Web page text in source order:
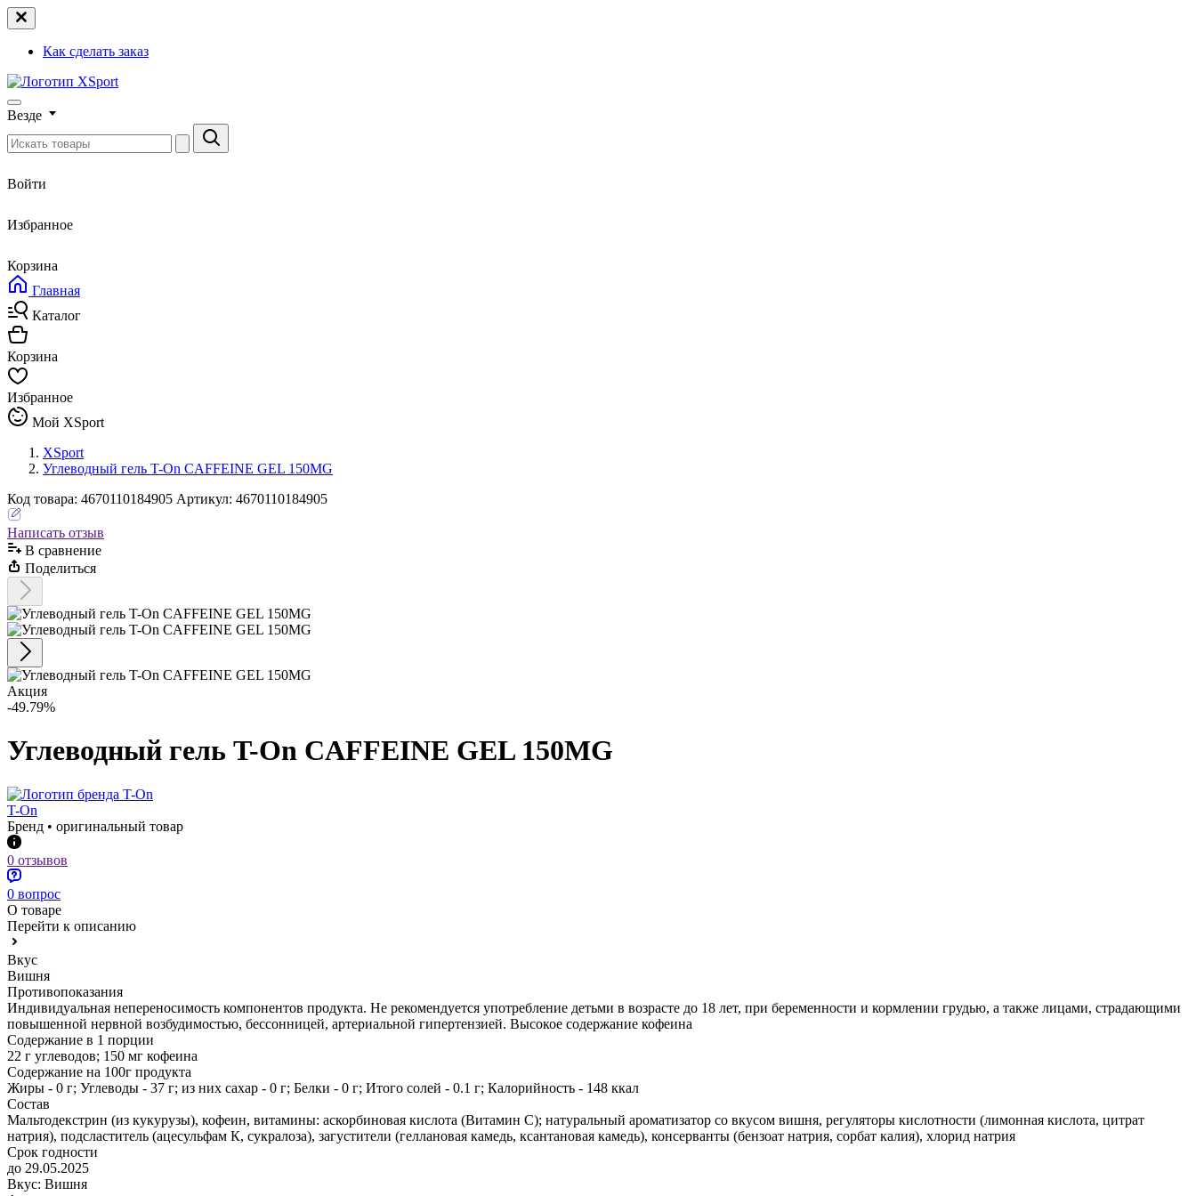
Как сделать заказ
Везде
Войти
Избранное
Корзина
Главная
Каталог
Корзина
Избранное
Мой XSport
XSport
Углеводный гель T-On CAFFEINE GEL 150MG
Код товара: 4670110184905 Артикул: 4670110184905
Написать отзыв
В сравнениe
Поделиться
Акция
-49.79%
Углеводный гель T-On CAFFEINE GEL 150MG
T-On
Бренд • оригинальный товар
0 отзывов
0 вопрос
О товаре
Перейти к описанию
Вкус
Вишня
Противопоказания
Индивидуальная непереносимость компонентов продукта. Не рекомендуется употребление детьми в возрасте до 18 лет, при беременности и кормлении грудью, а также лицами, страдающими
повышенной нервной возбудимостью, бессонницей, артериальной гипертензией. Высокое содержание кофеина
Содержание в 1 порции
22 г углеводов; 150 мг кофеина
Содержание на 100г продукта
Жиры - 0 г; Углеводы - 37 г; из них сахар - 0 г; Белки - 0 г; Итого солей - 0.1 г; Калорийность - 148 ккал
Состав
Мальтодекстрин (из кукурузы), кофеин, витамины: аскорбиновая кислота (Витамин С); натуральный ароматизатор со вкусом вишня, регуляторы кислотности (лимонная кислота, цитрат
натрия), подсластитель (ацесульфам К, сукралоза), загустители (геллановая камедь, ксантановая камедь), консерванты (бензоат натрия, сорбат калия), хлорид натрия
Срок годности
до 29.05.2025
Вкус: Вишня